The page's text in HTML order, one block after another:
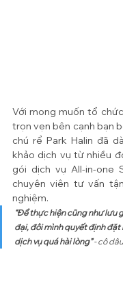
Với mong muốn tổ
trọn vẹn bên cạnh bạn
chú rể Park Halin đã
khảo dịch vụ từ nhiều
gói dịch vụ All-in-one
chuyên viên tư vấn
nghiệm.
“Để thực hiện cũng như lưu
đại, đôi mình quyết định
dịch vụ quá hài lòng” - cô